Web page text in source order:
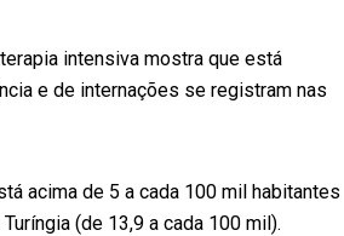
intensiva mostra que está
e de internações se registram nas
acima de 5 a cada 100 mil habitantes
(de 13,9 a cada 100 mil).